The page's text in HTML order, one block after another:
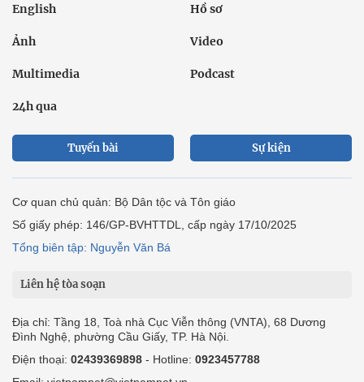
English Hồ sơ
Ảnh Video
Multimedia Podcast
24h qua
Tuyến bài Sự kiện
Cơ quan chủ quản: Bộ Dân tộc và Tôn giáo
Số giấy phép: 146/GP-BVHTTDL, cấp ngày 17/10/2025
Tổng biên tập: Nguyễn Văn Bá
Liên hệ tòa soạn
Địa chỉ: Tầng 18, Toà nhà Cục Viễn thông (VNTA), 68 Dương
Đình Nghệ, phường Cầu Giấy, TP. Hà Nội.
Điện thoại: 02439369898 - Hotline: 0923457788